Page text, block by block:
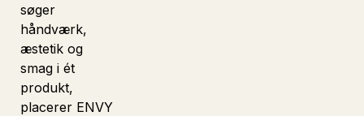
søger
håndværk,
æstetik og
smag i ét
produkt,
placerer ENVY